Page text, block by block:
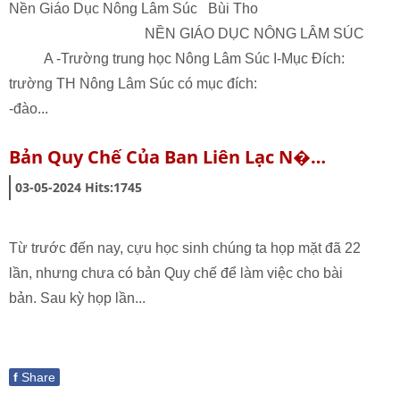
Nền Giáo Dục Nông Lâm Súc Bùi Tho
NỀN GIÁO DỤC NÔNG LÂM SÚC
A -Trường trung học Nông Lâm Súc I-Mục Đích:
trường TH Nông Lâm Súc có mục đích:
-đào...
Bản Quy Chế Của Ban Liên Lạc N�…
03-05-2024 Hits:1745
Từ trước đến nay, cựu học sinh chúng ta họp mặt đã 22
lần, nhưng chưa có bản Quy chế để làm việc cho bài
bản. Sau kỳ họp lần...
f Share